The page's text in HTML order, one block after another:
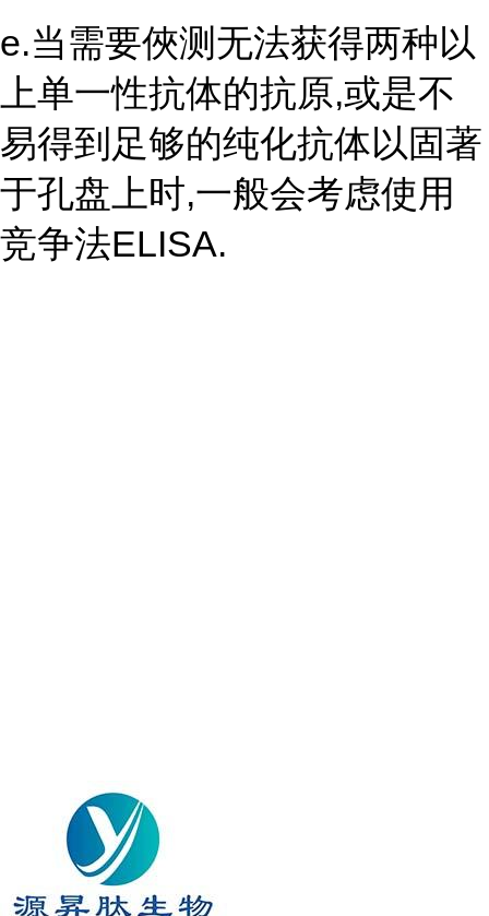
e.当需要俠测无法获得两种以
上单一性抗体的抗原,或是不
易得到足够的纯化抗体以固著
于孔盘上时,一般会考虑使用
竞争法ELISA.